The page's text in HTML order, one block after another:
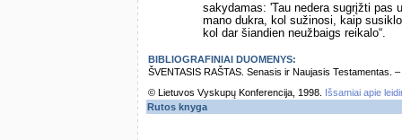
sakydamas: 'Tau nedera sugrįžti pas
mano dukra, kol sužinosi, kaip
kol dar šiandien neužbaigs reikalo“.
BIBLIOGRAFINIAI DUOMENYS:
ŠVENTASIS RAŠTAS. Senasis ir Naujasis Testamentas.
© Lietuvos Vyskupų Konferencija, 1998.
Išsamiai apie
Rutos knyga